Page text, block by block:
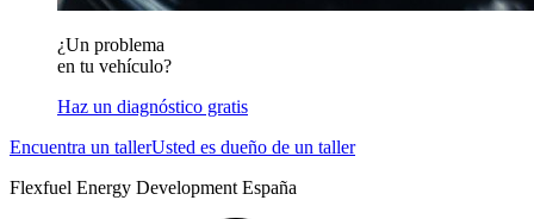
¿Un problema
en tu vehículo?
Haz un diagnóstico gratis
Encuentra un tallerUsted es dueño de un taller
Flexfuel Energy Development España